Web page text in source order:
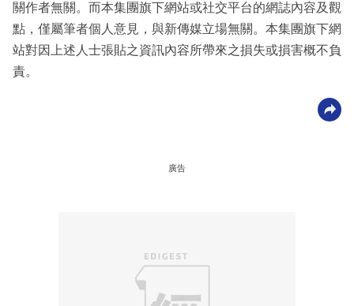
關作者無關。而本集團旗下網站或社交平台的網誌內容及觀
點，僅屬筆者個人意見，與新傳媒立場無關。本集團旗下網
站對因上述人士張貼之資訊內容所帶來之損失或損害概不負
責。
廣告